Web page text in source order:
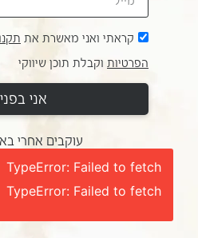
קראתי ואני מאשרת את
הפרטיותוקבלת תוכן שיווקי
אני
עוקבים אחרי
TypeError: Failed to fetch
TypeError: Failed to fetch